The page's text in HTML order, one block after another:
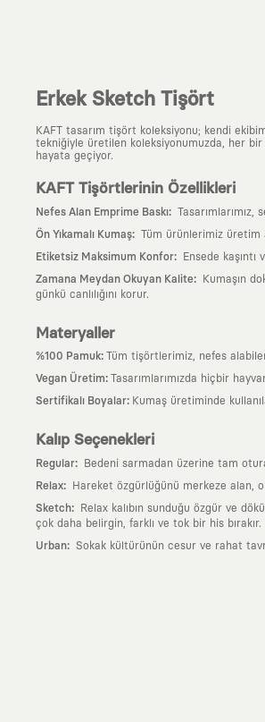
Erkek Sketch Tişört
KAFT tasarım tişört koleksiyonu; kendi
tekniğiyle üretilen koleksiyonumuzda, her
hayata geçiyor.
KAFT Tişörtlerinin Özellikleri
Nefes Alan Emprime Baskı:
Ön Yıkamalı Kumaş: Tüm ürünlerimiz üretim
Etiketsiz Maksimum Konfor: Ensede
Zamana Meydan Okuyan Kalite:
Kumaşın
günkü canlılığını korur.
Materyaller
%100 Pamuk: Tüm tişörtlerimiz, nefes
Vegan Üretim: Tasarımlarımızda hiçbir
Sertifikalı Boyalar: Kumaş üretiminde
Kalıp Seçenekleri
Regular: Bedeni sarmadan üzerine tam
Relax: Hareket özgürlüğünü merkeze alan,
Sketch:
Relax kalıbın sunduğu özgür ve
çok daha belirgin, farklı ve tok bir his bırakır.
Urban: Sokak kültürünün cesur ve rahat